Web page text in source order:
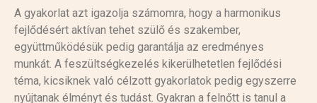
A gyakorlat azt igazolja számomra, hogy a harmonikus
fejlődésért aktívan tehet szülő és szakember,
együttműködésük pedig garantálja az eredményes
munkát. A feszültségkezelés kikerülhetetlen fejlődési
téma, kicsiknek való célzott gyakorlatok pedig egyszerre
nyújtanak élményt és tudást. Gyakran a felnőtt is tanul a